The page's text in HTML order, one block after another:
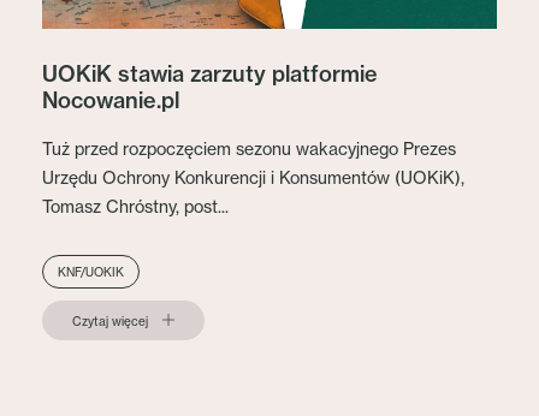
UOKiK stawia zarzuty platformie
Nocowanie.pl
Tuż przed rozpoczęciem sezonu wakacyjnego Prezes
Urzędu Ochrony Konkurencji i Konsumentów (UOKiK),
Tomasz Chróstny, post...
KNF/UOKIK
Czytaj więcej